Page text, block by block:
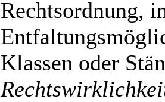
Rechtsordnung,
Klassen oder